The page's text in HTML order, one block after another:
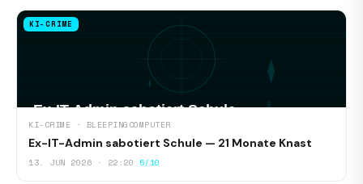
KI-CRIME
KI-CRIME · BLEEPINGCOMPUTER
Ex-IT-Admin sabotiert Schule — 21 Monate Knast
13. JUN 2026 · 22:20 5/10